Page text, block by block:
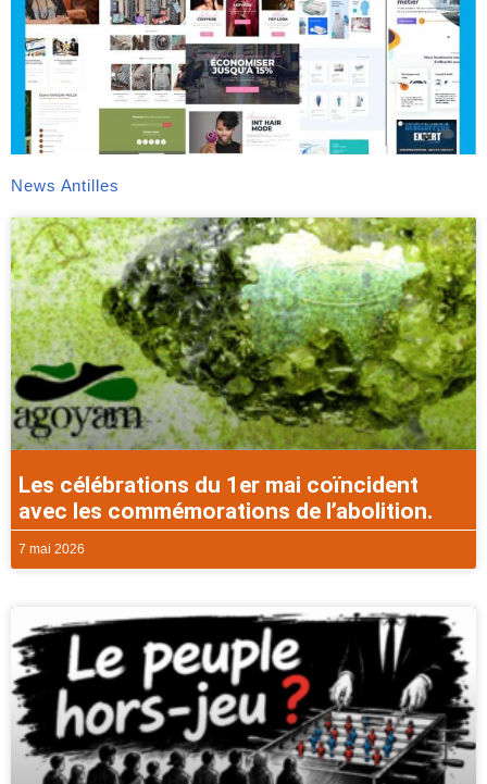
News Antilles
Les célébrations du 1er mai coïncident
avec les commémorations de l’abolition.
7 mai 2026